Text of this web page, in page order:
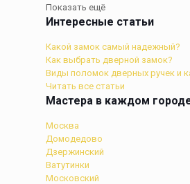
Показать ещё
Интересные статьи
Какой замок самый надежный?
Как выбрать дверной замок?
Виды поломок дверных ручек и
Читать все статьи
Мастера в каждом
Москва
Домодедово
Дзержинский
Ватутинки
Московский